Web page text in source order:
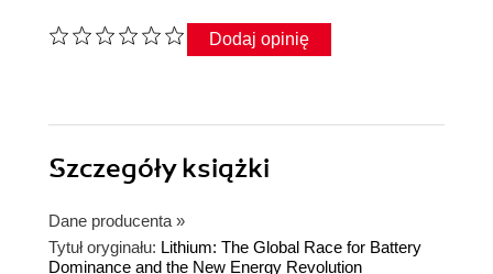
Dodaj opinię
Szczegółyksiążki
Dane producenta »
Tytuł oryginału: Lithium: The Global Race for Battery
Dominance and the New Energy Revolution